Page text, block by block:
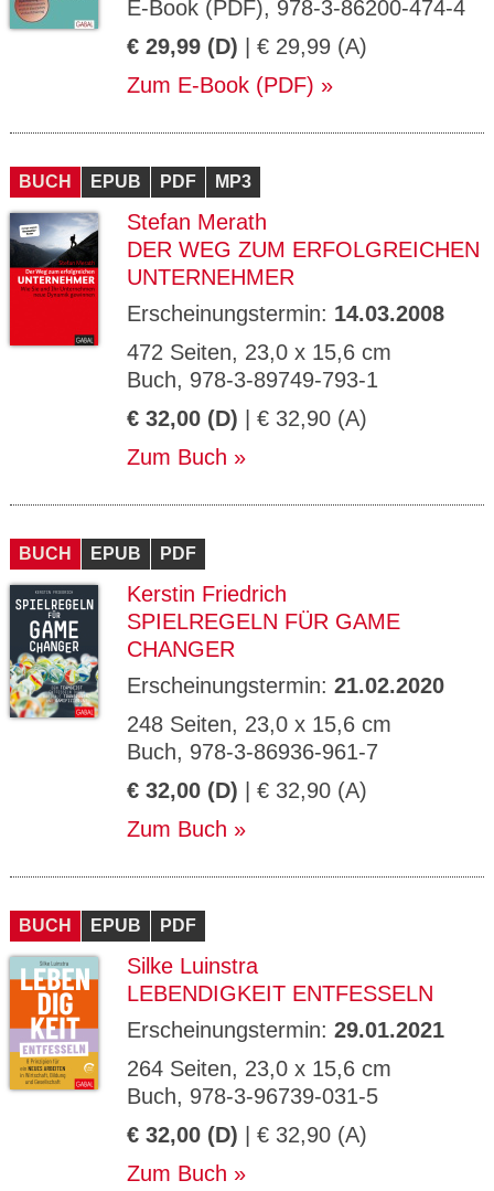
E-Book (PDF), 978-3-86200-474-4
€ 29,99 (D) | € 29,99 (A)
Zum E-Book (PDF)
BUCH EPUB PDF MP3
Stefan Merath
DER WEG ZUM ERFOLGREICHEN
UNTERNEHMER
Erscheinungstermin: 14.03.2008
472 Seiten, 23,0 x 15,6 cm
Buch, 978-3-89749-793-1
€ 32,00 (D) | € 32,90 (A)
Zum Buch
BUCH EPUB PDF
Kerstin Friedrich
SPIELREGELN FÜR GAME
CHANGER
Erscheinungstermin: 21.02.2020
248 Seiten, 23,0 x 15,6 cm
Buch, 978-3-86936-961-7
€ 32,00 (D) | € 32,90 (A)
Zum Buch
BUCH EPUB PDF
Silke Luinstra
LEBENDIGKEIT ENTFESSELN
Erscheinungstermin: 29.01.2021
264 Seiten, 23,0 x 15,6 cm
Buch, 978-3-96739-031-5
€ 32,00 (D) | € 32,90 (A)
Zum Buch